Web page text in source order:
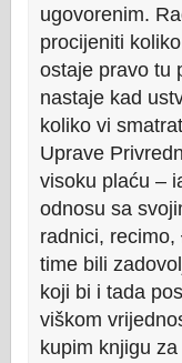
ugovorenim.
procijeniti
ostaje pravo tu
nastaje kad
koliko vi
Uprave
visoku plaću –
odnosu sa
radnici,
time bili
koji bi i tada
viškom
kupim knjigu